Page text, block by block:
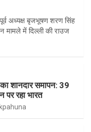
अध्यक्ष बृजभूषण शरण सिंह
मामले में दिल्ली की राउज
शानदार समापन: 39
रहा भारत